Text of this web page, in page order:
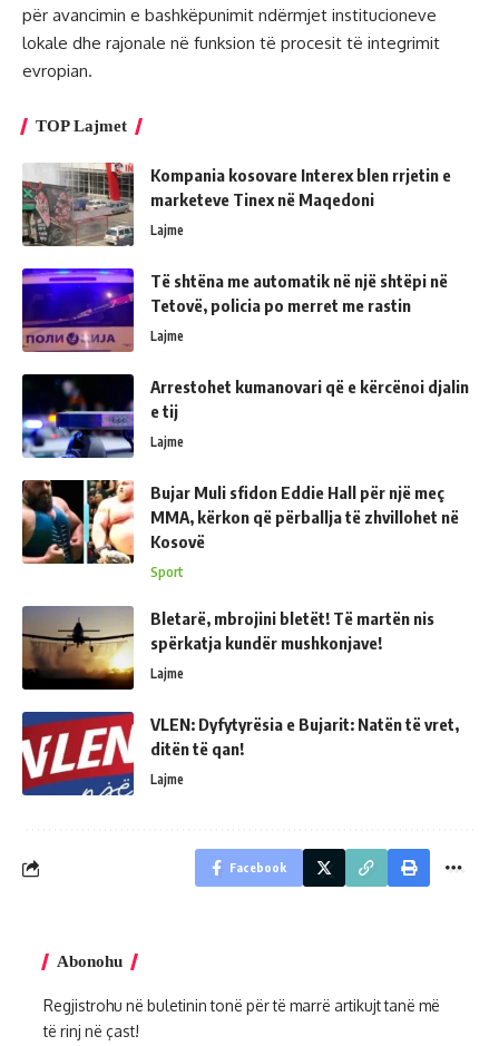
për avancimin e bashkëpunimit ndërmjet institucioneve
lokale dhe rajonale në funksion të procesit të integrimit
evropian.
TOP Lajmet
Kompania kosovare Interex blen rrjetin e
marketeve Tinex në Maqedoni
Lajme
Të shtëna me automatik në një shtëpi në
Tetovë, policia po merret me rastin
Lajme
Arrestohet kumanovari që e kërcënoi djalin
e tij
Lajme
Bujar Muli sfidon Eddie Hall për një meç
MMA, kërkon që përballja të zhvillohet në
Kosovë
Sport
Bletarë, mbrojini bletët! Të martën nis
spërkatja kundër mushkonjave!
Lajme
VLEN: Dyfytyrësia e Bujarit: Natën të vret,
ditën të qan!
Lajme
Facebook
Abonohu
Regjistrohu në buletinin tonë për të marrë artikujt tanë më
të rinj në çast!